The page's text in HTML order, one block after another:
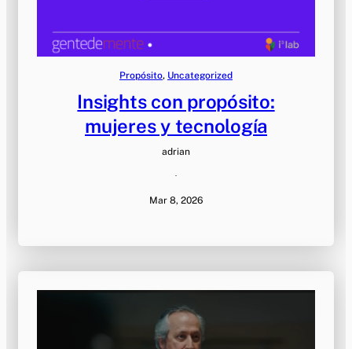
Propósito, Uncategorized
Insights con propósito:
mujeres y tecnología
adrian
·
Mar 8, 2026